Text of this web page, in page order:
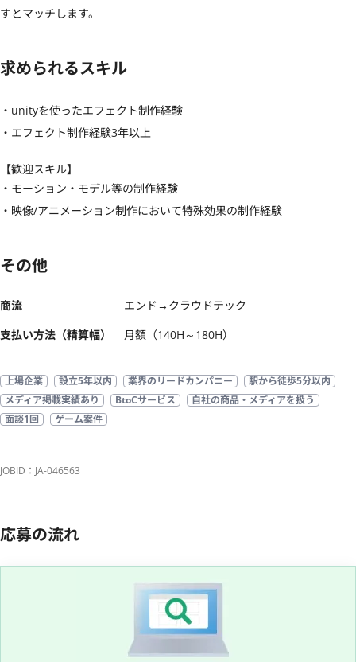
すとマッチします。
求められるスキル
・unityを使ったエフェクト制作経験
・エフェクト制作経験3年以上
【歓迎スキル】
・モーション・モデル等の制作経験
・映像/アニメーション制作において特殊効果の制作経験
その他
商流
エンド→クラウドテック
支払い方法（精算幅）
月額（140H～180H）
上場企業 設立5年以内 業界のリードカンパニー
駅から徒歩5分以内
メディア掲載実績あり
BtoCサービス
自社の商品・メディアを扱う
面談1回
ゲーム案件
JOBID：JA-046563
応募の流れ